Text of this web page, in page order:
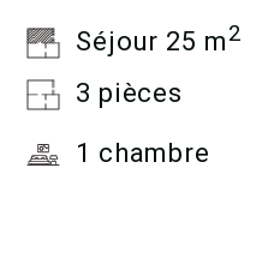
Séjour 25 m2
3 pièces
1 chambre